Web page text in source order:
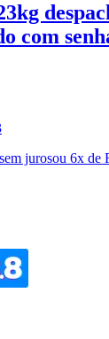
com
jurosou 6x de